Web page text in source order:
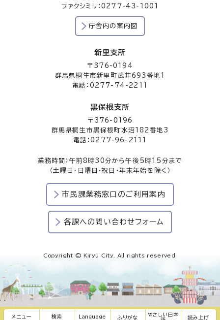
メニュー 検索 Language ふりがな
やさしい日本
読み上げ
ファクシミリ：0277-43-1001
庁舎内の案内図
新里支所
〒376-0194
群馬県桐生市新里町武井693番地1
電話：0277-74-2211
黒保根支所
〒376-0196
群馬県桐生市黒保根町水沼182番地3
電話：0277-96-2111
業務時間：午前8時30分から午後5時15分まで
（土曜日・日曜日・祝日・年末年始を除く）
市民課業務窓口のご利用案内
各課への問い合わせフォーム
Copyright © Kiryu City. All rights reserved.